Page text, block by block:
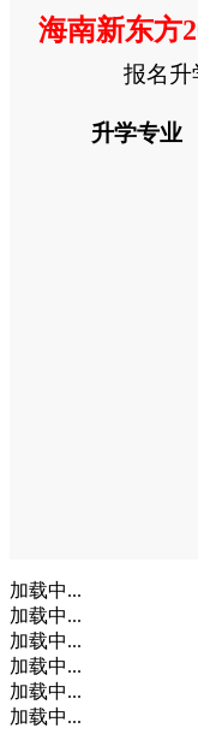
海南新东方
报名
升学专业
加载中...
加载中...
加载中...
加载中...
加载中...
加载中...